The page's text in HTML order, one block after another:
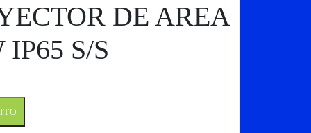
DE AREA
S/S